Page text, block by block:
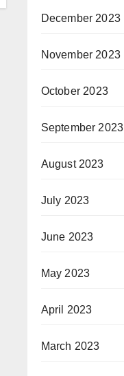
December 2023
November 2023
October 2023
September 2023
August 2023
July 2023
June 2023
May 2023
April 2023
March 2023